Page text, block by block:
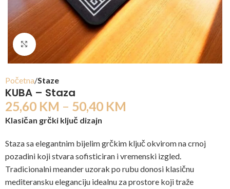
Click to enlarge
Početna Staze
KUBA – Staza
25,60 KM – 50,40 KM
Klasičan grčki ključ dizajn
Staza sa elegantnim bijelim grčkim ključ okvirom na crnoj
pozadini koji stvara sofisticiran i vremenski izgled.
Tradicionalni meander uzorak po rubu donosi klasičnu
mediteransku eleganciju idealnu za prostore koji traže